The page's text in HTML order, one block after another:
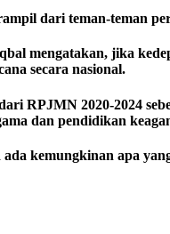
dari teman-teman
mengatakan, jika
secara nasional.
RPJMN 2020-2024
dan pendidikan
kemungkinan apa